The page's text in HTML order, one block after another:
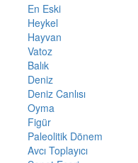
En Eski
Heykel
Hayvan
Vatoz
Balık
Deniz
Deniz Canlısı
Oyma
Figür
Paleolitik Dönem
Avcı Toplayıcı